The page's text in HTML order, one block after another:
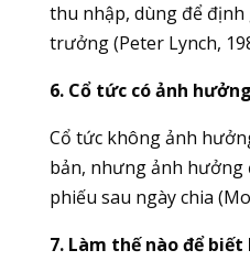
thu nhập, dùng để
trưởng (Peter Lynch,
6. Cổ tức có ảnh
Cổ tức không ảnh
bản, nhưng ảnh hưởng
phiếu sau ngày chia
7. Làm thế nào để